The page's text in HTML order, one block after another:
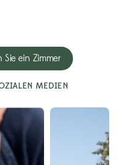
Sie ein Zimmer
MEDIEN